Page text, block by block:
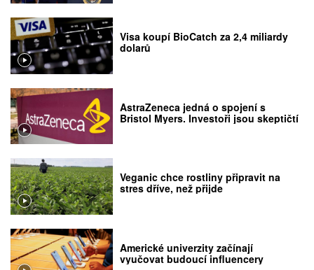
Visa koupí BioCatch za 2,4 miliardy
dolarů
AstraZeneca jedná o spojení s
Bristol Myers. Investoři jsou skeptičtí
Veganic chce rostliny připravit na
stres dříve, než přijde
Americké univerzity začínají
vyučovat budoucí influencery